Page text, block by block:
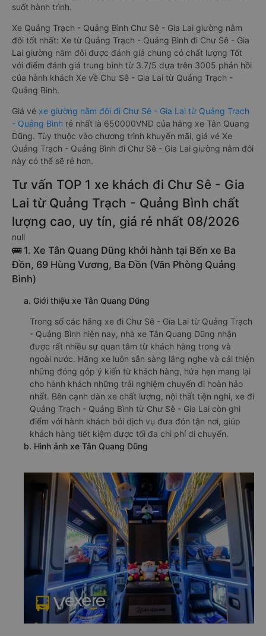
suốt hành trình.
Xe Quảng Trạch - Quảng Bình Chư Sê - Gia Lai giường nằm
đôi tốt nhất: Xe từ Quảng Trạch - Quảng Bình đi Chư Sê - Gia
Lai giường nằm đôi được đánh giá chung có chất lượng Tốt
với điểm đánh giá trung bình từ 3.7/5 dựa trên 3005 phản hồi
của hành khách Xe về Chư Sê - Gia Lai từ Quảng Trạch -
Quảng Bình.
Giá vé xe giường nằm đôi đi Chư Sê - Gia Lai từ Quảng Trạch
- Quảng Bình rẻ nhất là 650000VND của hãng xe Tân Quang
Dũng. Tùy thuộc vào chương trình khuyến mãi, giá vé Xe
Quảng Trạch - Quảng Bình đi Chư Sê - Gia Lai giường nằm đôi
này có thể sẽ rẻ hơn.
Tư vấn TOP 1 xe khách đi Chư Sê - Gia
Lai từ Quảng Trạch - Quảng Bình chất
lượng cao, uy tín, giá rẻ nhất 08/2026
null
🚌 1. Xe Tân Quang Dũng khởi hành tại Bến xe Ba
Đồn, 69 Hùng Vương, Ba Đồn (Văn Phòng Quảng
Bình)
a. Giới thiệu xe Tân Quang Dũng
Trong số các hãng xe đi Chư Sê - Gia Lai từ Quảng Trạch
- Quảng Bình hiện nay, nhà xe Tân Quang Dũng nhận
được rất nhiều sự quan tâm từ khách hàng trong và
ngoài nước. Hãng xe luôn sẵn sàng lắng nghe và cải thiện
những đóng góp ý kiến từ khách hàng, hứa hẹn mang lại
cho hành khách những trải nghiệm chuyến đi hoàn hảo
nhất. Bên cạnh dàn xe chất lượng, nội thất tiện nghi, xe đi
Quảng Trạch - Quảng Bình từ Chư Sê - Gia Lai còn ghi
điểm với hành khách bởi dịch vụ đưa đón tận nơi, giúp
khách hàng tiết kiệm được tối đa chi phí di chuyển.
b. Hình ảnh xe Tân Quang Dũng